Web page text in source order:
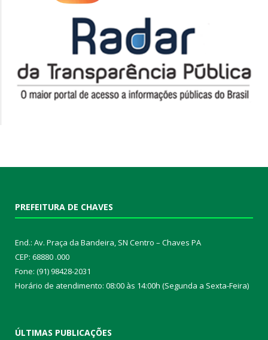
PREFEITURA DE CHAVES
End.: Av. Praça da Bandeira, SN Centro – Chaves PA
CEP: 68880 .000
Fone: (91) 98428-2031
Horário de atendimento: 08:00 às 14:00h (Segunda a Sexta-Feira)
ÚLTIMAS PUBLICAÇÕES